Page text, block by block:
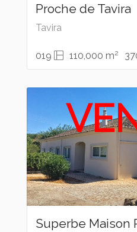
Proche de Tavira
Tavira
019 110,000 m2
Superbe Maison